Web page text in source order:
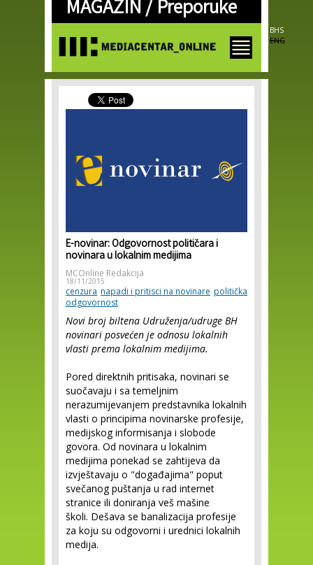
Skip to
main
MAGAZIN /Preporuke
BHS
ENG
E-novinar: Odgovornost političara i
novinara u lokalnim medijima
MCOnline Redakcija
18/11/2015
cenzura napadi i pritisci na novinare politička
odgovornost
Novi broj biltena Udruženja/udruge BH
novinari posvećen je odnosu lokalnih
vlasti prema lokalnim medijima.
Pored direktnih pritisaka, novinari se
suočavaju i sa temeljnim
nerazumijevanjem predstavnika lokalnih
vlasti o principima novinarske profesije,
medijskog informisanja i slobode
govora. Od novinara u lokalnim
medijima ponekad se zahtijeva da
izvještavaju o "događajima" poput
svečanog puštanja u rad internet
stranice ili doniranja veš mašine
školi. Dešava se banalizacija profesije
za koju su odgovorni i urednici lokalnih
medija.